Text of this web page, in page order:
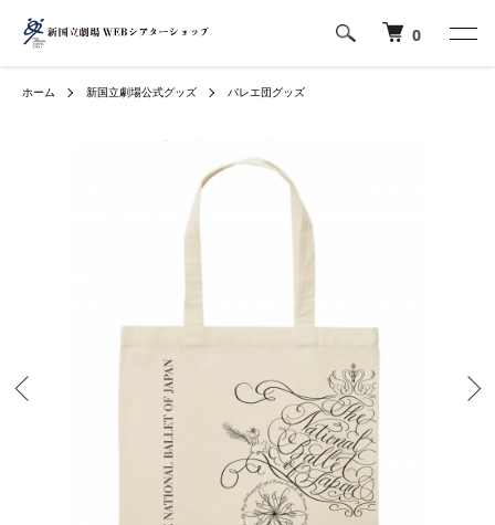
0
ホーム 新国立劇場公式グッズ バレエ団グッズ